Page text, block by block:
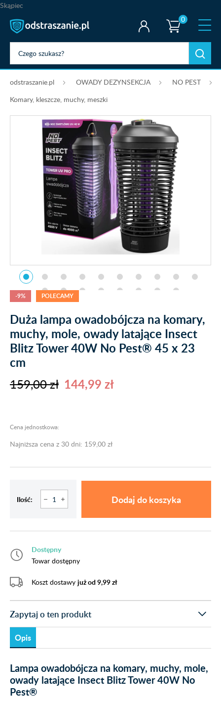
Skąpiec
0
odstraszanie.pl OWADY DEZYNSEKCJA
NO PEST
Komary, kleszcze, muchy, meszki
-9% POLECAMY
Duża lampa owadobójcza na komary,
muchy, mole, owady latające Insect
Blitz Tower 40W No Pest® 45 x 23
cm
159,00 zł 144,99 zł
Cena jednostkowa:
Najniższa cena z 30 dni: 159,00 zł
Ilość: Dodaj do koszyka
Dostępny
Towar dostępny
Koszt dostawy już od 9,99 zł
Zapytaj o ten produkt
Opis
Lampa owadobójcza na komary, muchy, mole,
owady latające Insect Blitz Tower 40W No
Pest®